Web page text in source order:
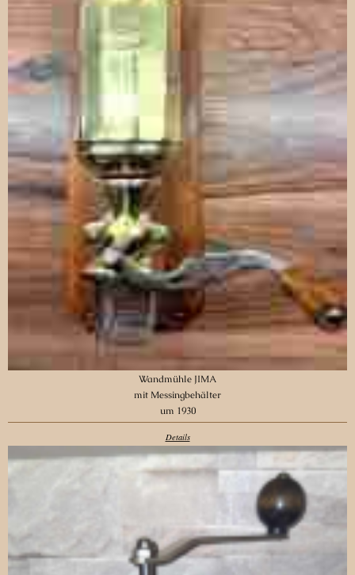
Wandmühle JIMA
mit Messingbehälter
um 1930
Details